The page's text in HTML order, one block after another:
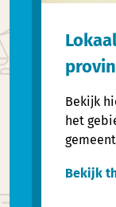
Bekijk
het
Bekijk